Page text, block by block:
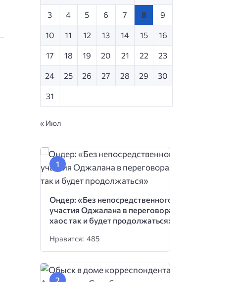
3 4 5 6 7 8 9
10 11 12 13 14 15 16
17 18 19 20 21 22 23
24 25 26 27 28 29 30
31
« Июл
Ондер: «Без непосредственного
участия Оджалана в переговорах
хаос так и будет продолжаться»
Нравится: 485